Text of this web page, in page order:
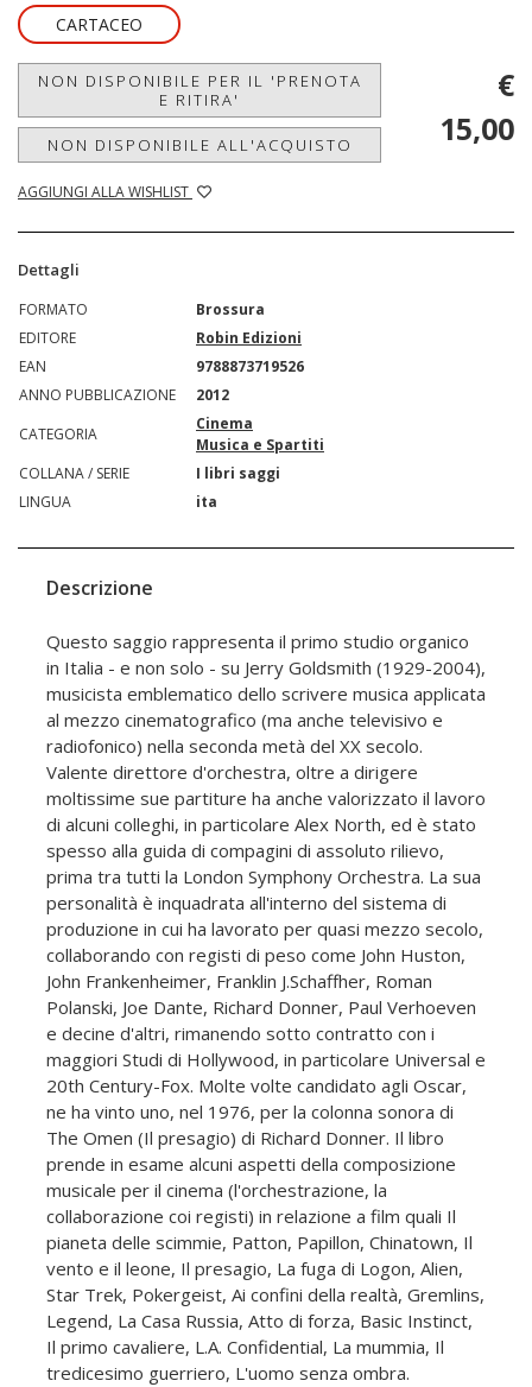
CARTACEO
NON DISPONIBILE PER IL 'PRENOTA
E RITIRA'
NON DISPONIBILE ALL'ACQUISTO
AGGIUNGI ALLA WISHLIST
€
15,00
Dettagli
FORMATO
Brossura
EDITORE
Robin Edizioni
EAN
9788873719526
ANNO PUBBLICAZIONE
2012
CATEGORIA
Cinema
Musica e Spartiti
COLLANA / SERIE
I libri saggi
LINGUA
ita
Descrizione
Questo saggio rappresenta il primo studio organico
in Italia - e non solo - su Jerry Goldsmith (1929-2004),
musicista emblematico dello scrivere musica applicata
al mezzo cinematografico (ma anche televisivo e
radiofonico) nella seconda metà del XX secolo.
Valente direttore d'orchestra, oltre a dirigere
moltissime sue partiture ha anche valorizzato il lavoro
di alcuni colleghi, in particolare Alex North, ed è stato
spesso alla guida di compagini di assoluto rilievo,
prima tra tutti la London Symphony Orchestra. La sua
personalità è inquadrata all'interno del sistema di
produzione in cui ha lavorato per quasi mezzo secolo,
collaborando con registi di peso come John Huston,
John Frankenheimer, Franklin J.Schaffher, Roman
Polanski, Joe Dante, Richard Donner, Paul Verhoeven
e decine d'altri, rimanendo sotto contratto con i
maggiori Studi di Hollywood, in particolare Universal e
20th Century-Fox. Molte volte candidato agli Oscar,
ne ha vinto uno, nel 1976, per la colonna sonora di
The Omen (Il presagio) di Richard Donner. Il libro
prende in esame alcuni aspetti della composizione
musicale per il cinema (l'orchestrazione, la
collaborazione coi registi) in relazione a film quali Il
pianeta delle scimmie, Patton, Papillon, Chinatown, Il
vento e il leone, Il presagio, La fuga di Logon, Alien,
Star Trek, Pokergeist, Ai confini della realtà, Gremlins,
Legend, La Casa Russia, Atto di forza, Basic Instinct,
Il primo cavaliere, L.A. Confidential, La mummia, Il
tredicesimo guerriero, L'uomo senza ombra.